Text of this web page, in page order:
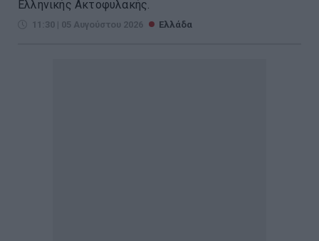
Ελληνικής Ακτοφυλακής.
11:30 | 05 Αυγούστου 2026 Ελλάδα